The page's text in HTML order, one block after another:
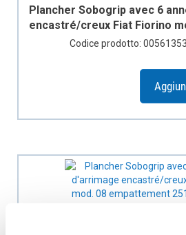
Plancher Sobogrip avec 6
encastré/creux Fiat Fiorino
empattement 2513mm, avec
Codice prodotto: 00561353